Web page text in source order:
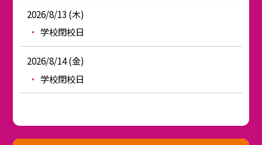
2026/8/13 (木)
学校閉校日
2026/8/14 (金)
学校閉校日